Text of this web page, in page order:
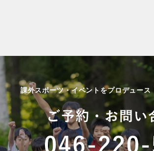
課外スポーツ・イベントをプロデュー